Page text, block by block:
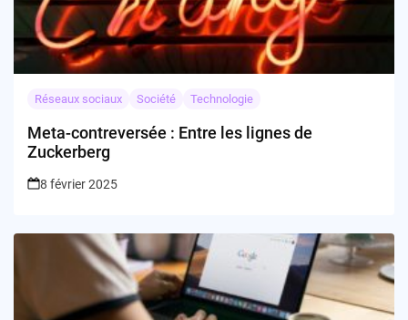
Réseaux sociaux Société Technologie
Meta-contreversée : Entre les lignes de
Zuckerberg
8 février 2025